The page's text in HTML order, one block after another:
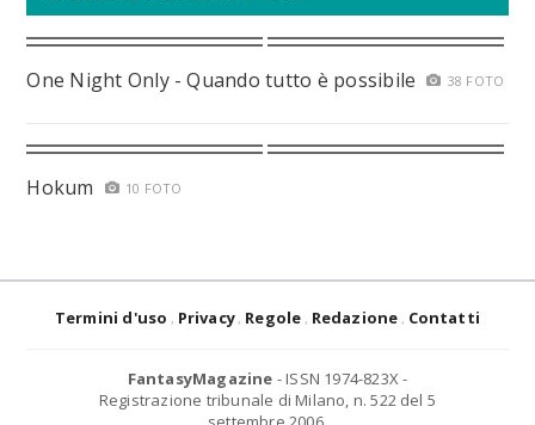
One Night Only - Quando tutto è possibile 38 FOTO
Hokum 10 FOTO
Termini d'uso Privacy Regole Redazione Contatti
FantasyMagazine - ISSN 1974-823X -
Registrazione tribunale di Milano, n. 522 del 5